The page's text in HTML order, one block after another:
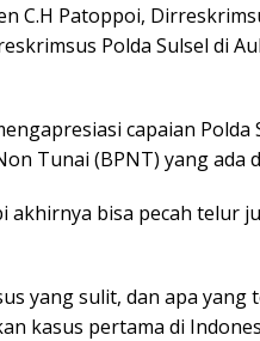
C.H Patoppoi,
Polda Sulsel di
capaian Polda
Tunai (BPNT) yang ada
akhirnya bisa pecah telur
yang sulit, dan apa yang
kasus pertama di